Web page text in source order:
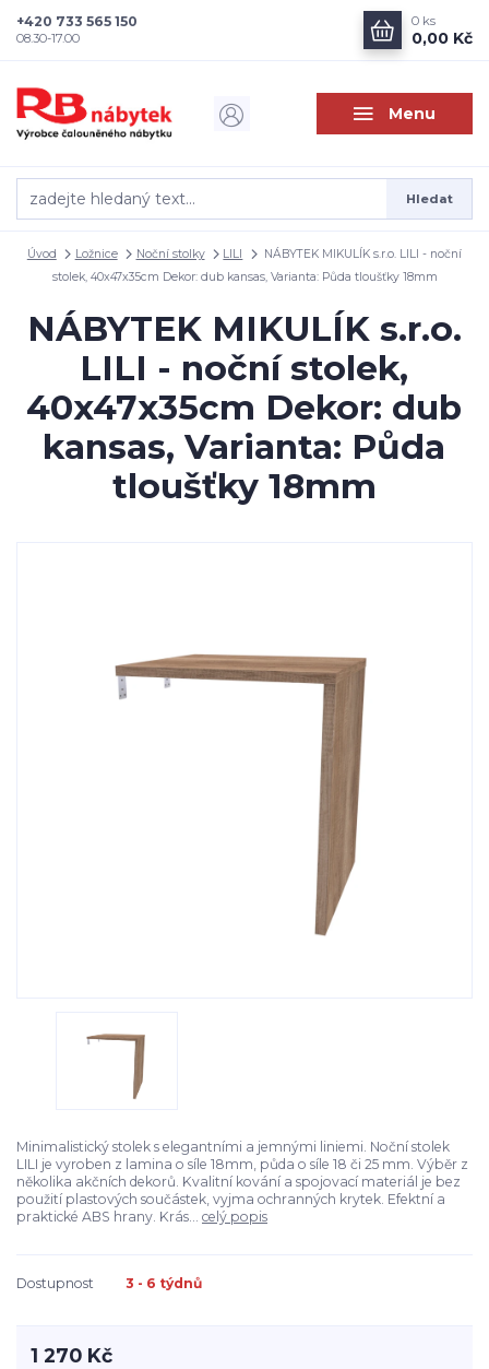
Menu
Hledat
+420 733 565 150
08.30-17.00
0 ks
0,00 Kč
Úvod Ložnice Noční stolky LILI
NÁBYTEK MIKULÍK s.r.o. LILI - noční
stolek, 40x47x35cm Dekor: dub kansas, Varianta: Půda tloušťky 18mm
NÁBYTEK MIKULÍK s.r.o.
LILI - noční stolek,
40x47x35cm Dekor: dub
kansas, Varianta: Půda
tloušťky 18mm
Minimalistický stolek s elegantními a jemnými liniemi. Noční stolek
LILI je vyroben z lamina o síle 18mm, půda o síle 18 či 25 mm. Výběr z
několika akčních dekorů. Kvalitní kování a spojovací materiál je bez
použití plastových součástek, vyjma ochranných krytek. Efektní a
praktické ABS hrany. Krás... celý popis
Dostupnost 3 - 6 týdnů
1 270 Kč